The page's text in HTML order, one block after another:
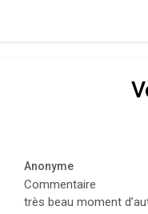
Anonyme
Commentaire
très beau moment